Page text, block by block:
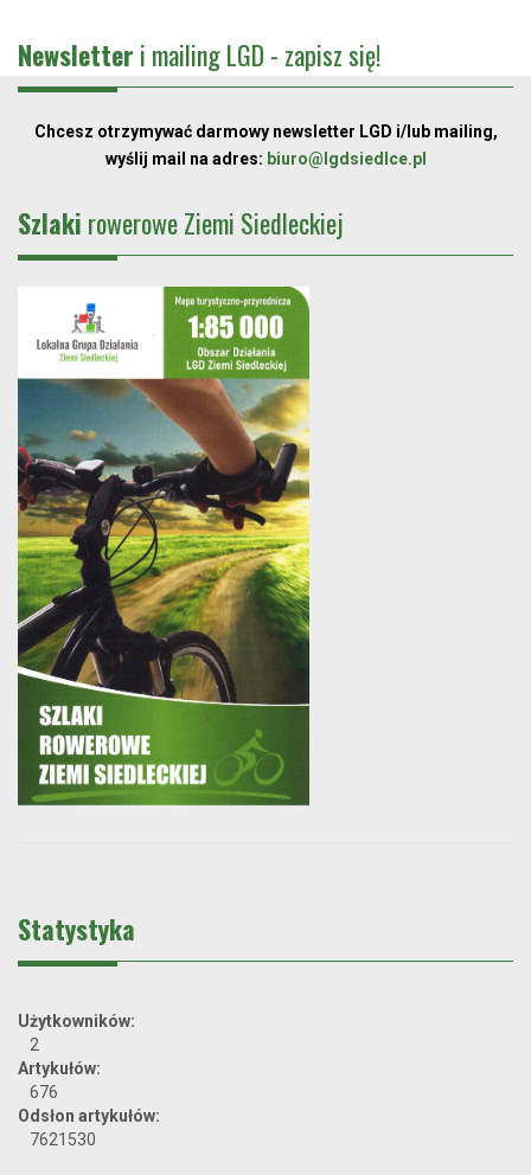
Newsletter i mailing LGD - zapisz się!
Chcesz otrzymywać darmowy newsletter LGD i/lub mailing,
wyślij mail na adres: biuro@lgdsiedlce.pl
Szlaki rowerowe Ziemi Siedleckiej
Statystyka
Użytkowników:
2
Artykułów:
676
Odsłon artykułów:
7621530